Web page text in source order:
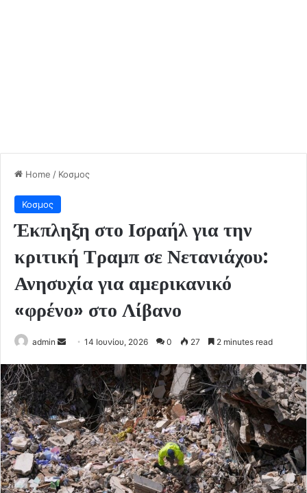
Home / Κοσμος
Κοσμος
Έκπληξη στο Ισραήλ για την
κριτική Τραμπ σε Νετανιάχου:
Ανησυχία για αμερικανικό
«φρένο» στο Λίβανο
admin
Send
email
14 Ιουνίου, 2026 0 27 2 minutes read